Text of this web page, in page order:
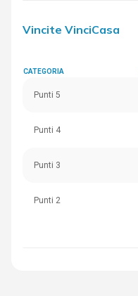
Vincite VinciCasa
CATEGORIA
Punti 5
Punti 4
Punti 3
Punti 2